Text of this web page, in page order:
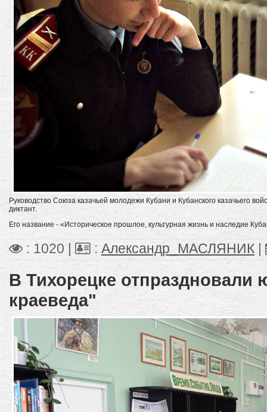
Руководство Союза казачьей молодежи Кубани и Кубанского казачьего
диктант.
Его название - «Историческое прошлое, культурная жизнь и наследие
: 1020 | : Александр_МАСЛЯНИК
В Тихорецке
краеведа"